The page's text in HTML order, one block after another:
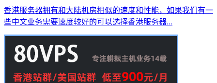
香港服务器拥有和大陆机房相似的速度和性能，如果我们有一
些中文业务需要速度较好的可以选择香港服务器...